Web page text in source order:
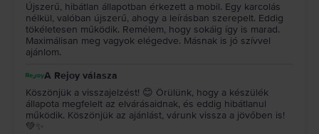
Újszerű, hibátlan állapotban érkezett a mobil. Egy karcolás
nélkül, valóban újszerű, ahogy a leírásban szerepelt. Eddig
tökéletesen működik. Remélem, hogy sokáig így is marad.
Maximálisan meg vagyok elégedve. Másnak is jó szívvel
ajánlom.
A Rejoy válasza
Köszönjük a visszajelzést! 😊 Örülünk, hogy a készülék
állapota megfelelt az elvárásaidnak, és eddig hibátlanul
működik. Köszönjük az ajánlást, várunk vissza a jövőben is!
💚✨